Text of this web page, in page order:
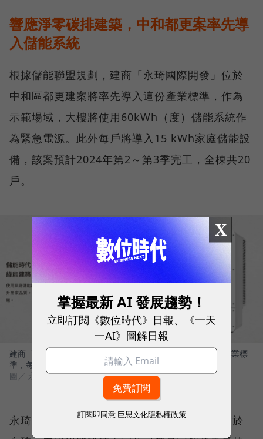
響應淨零碳排建築，中和都更案率先導
入儲能系統
根據儲能聯盟規劃，建商「永琦國際開發」位於
中和區都更建案將率先導入這份產業標準，作為
示範場域，大樓將使用60kWh（度）儲能系統作
為緊急電源。此外每戶將導入15 kWh家庭儲能設
備，該案預計2024年第2～第3季完工，全棟共20
戶。
建商「永琦國際開發」位於中和區都更建案將率先導入這份產業標
準，每戶將導入15 kWh家庭儲能設備。
圖／ 永琦國際開發
永琦所引進的是奇岩綠能科技的儲能系統，由於
X
掌握最新 AI 發展趨勢！
立即訂閱《數位時代》日報、《一天
一AI》圖解日報
訂閱即同意 巨思文化隱私權政策